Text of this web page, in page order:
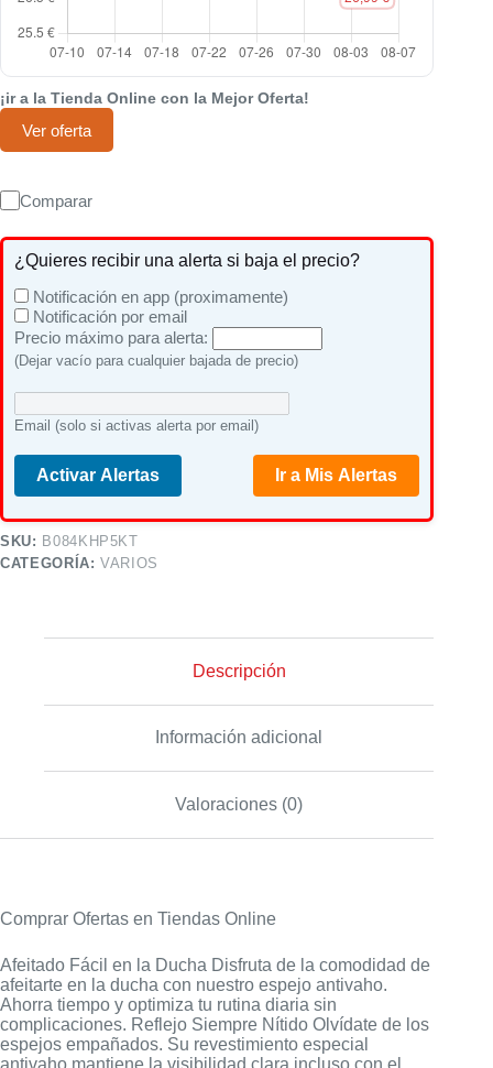
¡ir a la Tienda Online con la Mejor Oferta!
Ver oferta
Comparar
¿Quieres recibir una alerta si baja el precio?
Notificación en app (proximamente)
Notificación por email
Precio máximo para alerta:
(Dejar vacío para cualquier bajada de precio)
Email (solo si activas alerta por email)
Activar Alertas Ir a Mis Alertas
SKU: B084KHP5KT
CATEGORÍA:VARIOS
Descripción
Información adicional
Valoraciones (0)
Comprar Ofertas en Tiendas Online
Afeitado Fácil en la Ducha Disfruta de la comodidad de
afeitarte en la ducha con nuestro espejo antivaho.
Ahorra tiempo y optimiza tu rutina diaria sin
complicaciones. Reflejo Siempre Nítido Olvídate de los
espejos empañados. Su revestimiento especial
antivaho mantiene la visibilidad clara incluso con el